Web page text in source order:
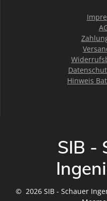
Hinweis
SIB -
© 2026 SIB - Schauer